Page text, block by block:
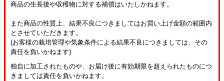
商品の生長後や収穫物に対する補償はいたしかねます。
また商品の性質上、結果不良につきましてはお買い上げ金額の範囲内
とさせていただきます。
(お客様の栽培管理や気象条件による結果不良につきましては、その
責任を負いかねます)
独自に加工されたものや、お届け後に有効期限を超えられたものにつ
きましては責任を負いかねます。